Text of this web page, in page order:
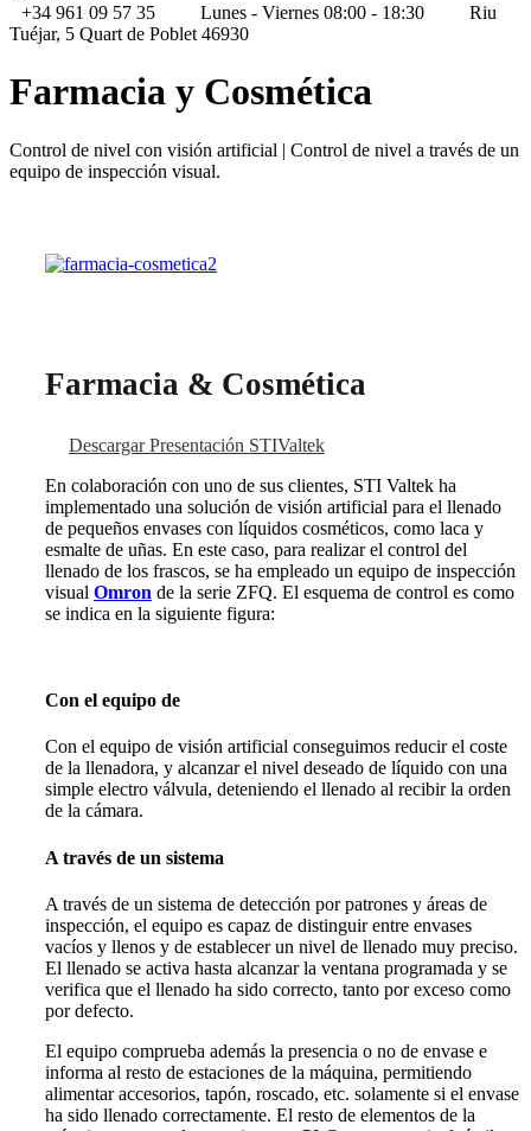
+34 961 09 57 35
Lunes - Viernes 08:00 - 18:30
Riu
Tuéjar, 5 Quart de Poblet 46930
Farmacia y Cosmética
Control de nivel con visión artificial | Control de nivel a través de un
equipo de inspección visual.
Farmacia & Cosmética
Descargar Presentación STIValtek
En colaboración con uno de sus clientes, STI Valtek ha
implementado una solución de visión artificial para el llenado
de pequeños envases con líquidos cosméticos, como laca y
esmalte de uñas. En este caso, para realizar el control del
llenado de los frascos, se ha empleado un equipo de inspección
visual Omron de la serie ZFQ. El esquema de control es como
se indica en la siguiente figura:
Con el equipo de
Con el equipo de visión artificial conseguimos reducir el coste
de la llenadora, y alcanzar el nivel deseado de líquido con una
simple electro válvula, deteniendo el llenado al recibir la orden
de la cámara.
A través de un sistema
A través de un sistema de detección por patrones y áreas de
inspección, el equipo es capaz de distinguir entre envases
vacíos y llenos y de establecer un nivel de llenado muy preciso.
El llenado se activa hasta alcanzar la ventana programada y se
verifica que el llenado ha sido correcto, tanto por exceso como
por defecto.
El equipo comprueba además la presencia o no de envase e
informa al resto de estaciones de la máquina, permitiendo
alimentar accesorios, tapón, roscado, etc. solamente si el envase
ha sido llenado correctamente. El resto de elementos de la